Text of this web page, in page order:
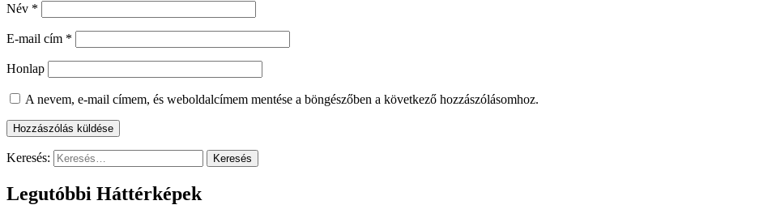
Név *
E-mail cím *
Honlap
A nevem, e-mail címem, és weboldalcímem mentése a böngészőben a következő hozzászólásomhoz.
Keresés:
Legutóbbi Háttérképek